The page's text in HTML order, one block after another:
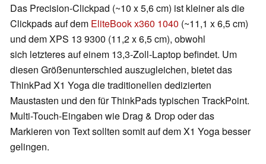
Das Precision-Clickpad (~10 x 5,6 cm) ist kleiner als die
Clickpads auf dem EliteBook x360 1040 (~11,1 x 6,5 cm)
und dem XPS 13 9300 (11,2 x 6,5 cm), obwohl
sich letzteres auf einem 13,3-Zoll-Laptop befindet. Um
diesen Größenunterschied auszugleichen, bietet das
ThinkPad X1 Yoga die traditionellen dedizierten
Maustasten und den für ThinkPads typischen TrackPoint.
Multi-Touch-Eingaben wie Drag & Drop oder das
Markieren von Text sollten somit auf dem X1 Yoga besser
gelingen.